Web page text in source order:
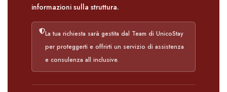
informazioni sulla struttura.
La tua richiesta sarà gestita dal Team di UnicoStay
per proteggerti e offrirti un servizio di assistenza
e consulenza all inclusive.